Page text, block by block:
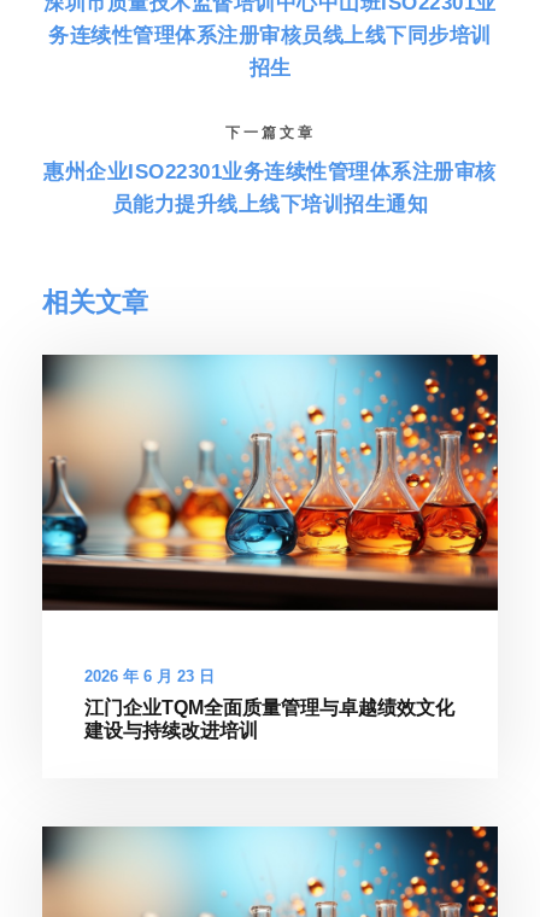
务连续性管理体系注册审核员线上线下同步培训
招生
下一篇文章
惠州企业ISO22301业务连续性管理体系注册审核
员能力提升线上线下培训招生通知
相关文章
2026 年 6 月 23 日
江门企业TQM全面质量管理与卓越绩效文化
建设与持续改进培训